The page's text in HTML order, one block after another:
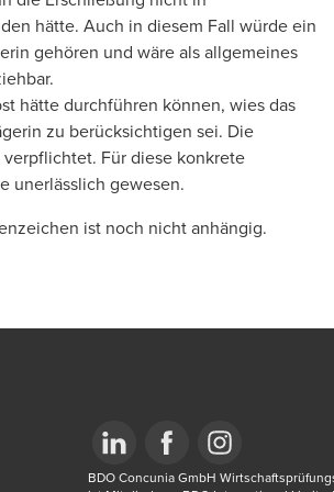
hätte. Auch in diesem Fall würde ein
gehören und wäre als allgemeines
hätte durchführen können, wies das
zu berücksichtigen sei. Die
Für diese konkrete
unerlässlich gewesen.
ist noch nicht anhängig.
Opens in a new window/tab
Opens in a new window/tab
Opens in a new
BDO Concunia GmbH